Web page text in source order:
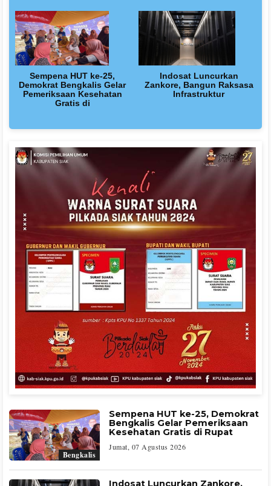
Sempena HUT ke-25,
Demokrat Bengkalis Gelar
Pemeriksaan Kesehatan
Gratis di
Indosat Luncurkan
Zankore, Bangun Raksasa
Infrastruktur
Bengkalis
Sempena HUT ke-25, Demokrat
Bengkalis Gelar Pemeriksaan
Kesehatan Gratis di Rupat
Jumat, 07 Agustus 2026
Indosat Luncurkan Zankore,